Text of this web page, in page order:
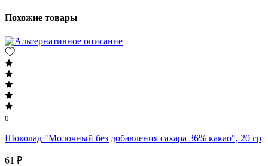
Похожие товары
0
Шоколад "Молочный без добавления сахара 36% какао", 20 гр
61 ₽